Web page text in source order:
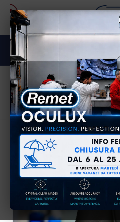
Vai
direttamente
ai contenuti
M E TA L L O
Passa alle
informazioni
sul prodotto